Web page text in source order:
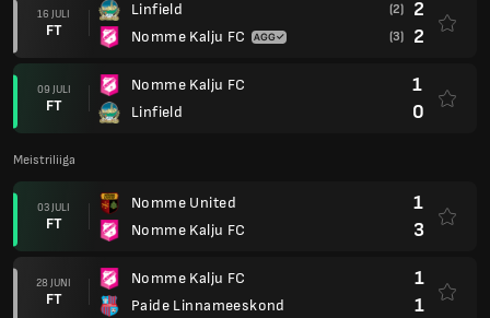
16 JULI
FT
Linfield
Nomme Kalju FC
(2) 2
(3) 2
09 JULI
FT
Nomme Kalju FC
Linfield
1
0
Meistriliiga
03 JULI
FT
Nomme United
Nomme Kalju FC
1
3
28 JUNI
FT
Nomme Kalju FC
Paide Linnameeskond
1
1